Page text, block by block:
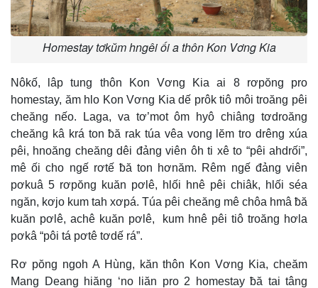
Homestay tơkŭm hngêi ối a thôn Kon Vơng Kia
Nôkố, lâp tung thôn Kon Vơng Kia ai 8 rơpŏng pro
homestay, ăm hlo Kon Vơng Kia dế prôk tiô môi troăng pêi
cheăng nếo. Laga, va tơ’mot ôm hyô chiâng tơdroăng
cheăng kâ krá ton ƀă rak túa vêa vong lĕm tro drêng xúa
pêi, hnoăng cheăng dêi đảng viên ôh ti xê to “pêi ahdrối”,
mê ối cho ngế rơtế ƀă ton hơnăm. Rêm ngế đảng viên
pơkuâ 5 rơpŏng kuăn pơlê, hlối hnê pêi chiâk, hlối séa
ngăn, kơjo kum tah xơpá. Túa pêi cheăng mê chôa hmâ ƀă
kuăn pơlê, achê kuăn pơlê, kum hnê pêi tiô troăng hơla
pơkâ “pôi tá pơtê tơdế rá”.
Rơ pŏng ngoh A Hùng, kăn thôn Kon Vơng Kia, cheăm
Mang Deang hiăng ‘no liăn pro 2 homestay ƀă tai tâng